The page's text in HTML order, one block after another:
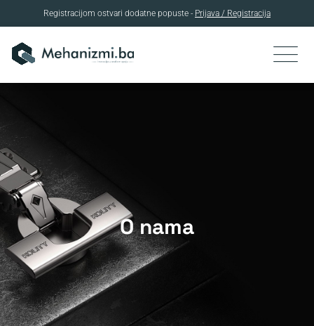
Registracijom ostvari dodatne popuste - Prijava / Registracija
O nama